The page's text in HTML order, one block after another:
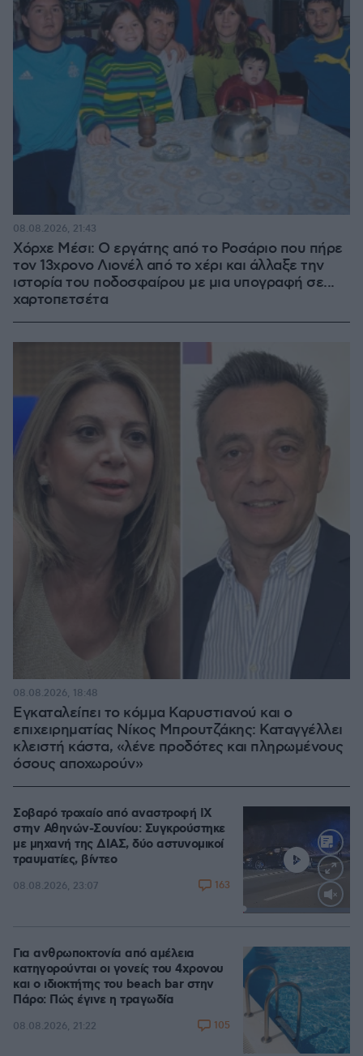
Χόρχε Μέσι: Ο εργάτης από το Ροσάριο που πήρε
τον 13χρονο Λιονέλ από το χέρι και άλλαξε την
ιστορία του ποδοσφαίρου με μια υπογραφή σε...
χαρτοπετσέτα
08.08.2026, 21:43
Εγκαταλείπει το κόμμα Καρυστιανού και ο
επιχειρηματίας Νίκος Μπρουτζάκης: Καταγγέλλει
κλειστή κάστα, «λένε προδότες και πληρωμένους
όσους αποχωρούν»
08.08.2026, 18:48
Σοβαρό τροχαίο από αναστροφή ΙΧ
στην Αθηνών-Σουνίου: Συγκρούστηκε
με μηχανή της ΔΙΑΣ, δύο αστυνομικοί
τραυματίες, βίντεο
08.08.2026, 23:07 163
Για ανθρωποκτονία από αμέλεια
κατηγορούνται οι γονείς του 4χρονου
και ο ιδιοκτήτης του beach bar στην
Πάρο: Πώς έγινε η τραγωδία
08.08.2026, 21:22 105